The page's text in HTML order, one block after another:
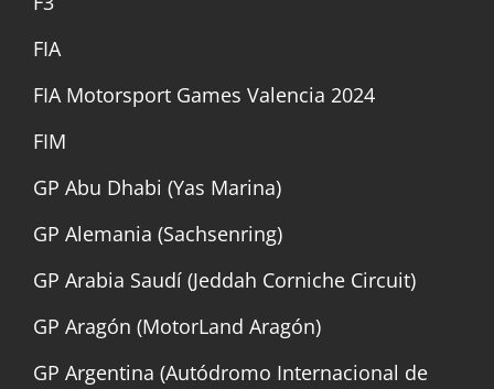
FIA
FIA Motorsport Games Valencia 2024
FIM
GP Abu Dhabi (Yas Marina)
GP Alemania (Sachsenring)
GP Arabia Saudí (Jeddah Corniche Circuit)
GP Aragón (MotorLand Aragón)
GP Argentina (Autódromo Internacional de